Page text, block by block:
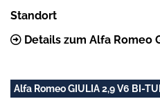
Standort
Details zum Alfa Romeo
Alfa Romeo GIULIA 2,9 V6 BI-